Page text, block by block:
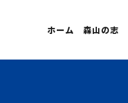
ホーム 森山の志